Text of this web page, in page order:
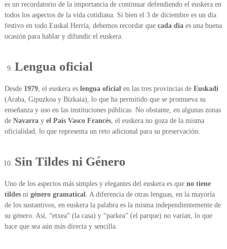
es un recordatorio de la importancia de continuar defendiendo el euskera en
todos los aspectos de la vida cotidiana. Si bien el 3 de diciembre es un día
festivo en todo Euskal Herria, debemos recordar que cada díaes una buena
ocasión para hablar y difundir el euskera.
Lengua oficial
Desde 1979, el euskera es lengua oficialen las tres provincias de Euskadi
(Araba, Gipuzkoa y Bizkaia), lo que ha permitido que se promueva su
enseñanza y uso en las instituciones públicas. No obstante, en algunas zonas
de Navarray el País Vasco Francés, el euskera no goza de la misma
oficialidad, lo que representa un reto adicional para su preservación.
Sin Tildes ni Género
Uno de los aspectos más simples y elegantes del euskera es que no tiene
tildesni género gramatical. A diferencia de otras lenguas, en la mayoría
de los sustantivos, en euskera la palabra es la misma independientemente de
su género. Así, “etxea” (la casa) y “parkea” (el parque) no varían, lo que
hace que sea aún más directa y sencilla.